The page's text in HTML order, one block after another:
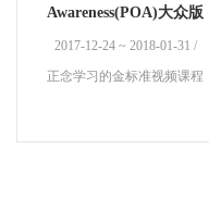
Awareness(POA)大众版
2017-12-24 ~ 2018-01-31 /
正念学习的金标准视频课程